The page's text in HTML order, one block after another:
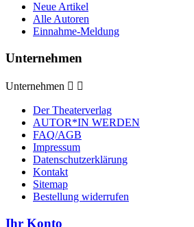
Neue Artikel
Alle Autoren
Einnahme-Meldung
Unternehmen
Unternehmen  
Der Theaterverlag
AUTOR*IN WERDEN
FAQ/AGB
Impressum
Datenschutzerklärung
Kontakt
Sitemap
Bestellung widerrufen
Ihr Konto